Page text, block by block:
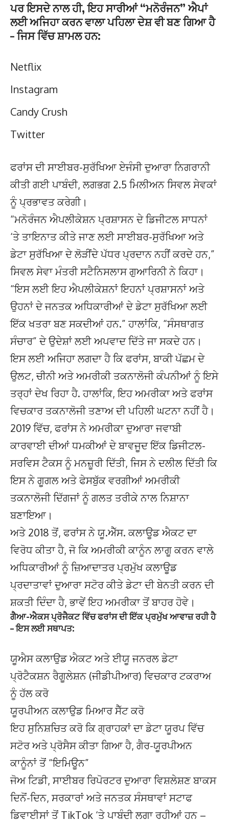
ਪਰ ਇਸਦੇ ਨਾਲ ਹੀ, ਇਹ ਸਾਰੀਆਂ “ਮਨੋਰੰਜਨ” ਐਪਾਂ
ਲਈ ਅਜਿਹਾ ਕਰਨ ਵਾਲਾ ਪਹਿਲਾ ਦੇਸ਼ ਵੀ ਬਣ ਗਿਆ ਹੈ
– ਜਿਸ ਵਿੱਚ ਸ਼ਾਮਲ ਹਨ:
Netflix
Instagram
Candy Crush
Twitter
ਫਰਾਂਸ ਦੀ ਸਾਈਬਰ-ਸੁਰੱਖਿਆ ਏਜੰਸੀ ਦੁਆਰਾ ਨਿਗਰਾਨੀ
ਕੀਤੀ ਗਈ ਪਾਬੰਦੀ, ਲਗਭਗ 2.5 ਮਿਲੀਅਨ ਸਿਵਲ ਸੇਵਕਾਂ
ਨੂੰ ਪ੍ਰਭਾਵਤ ਕਰੇਗੀ।
“ਮਨੋਰੰਜਨ ਐਪਲੀਕੇਸ਼ਨ ਪ੍ਰਸ਼ਾਸਨ ਦੇ ਡਿਜੀਟਲ ਸਾਧਨਾਂ
‘ਤੇ ਤਾਇਨਾਤ ਕੀਤੇ ਜਾਣ ਲਈ ਸਾਈਬਰ-ਸੁਰੱਖਿਆ ਅਤੇ
ਡੇਟਾ ਸੁਰੱਖਿਆ ਦੇ ਲੋੜੀਂਦੇ ਪੱਧਰ ਪ੍ਰਦਾਨ ਨਹੀਂ ਕਰਦੇ ਹਨ,”
ਸਿਵਲ ਸੇਵਾ ਮੰਤਰੀ ਸਟੈਨਿਸਲਾਸ ਗੁਆਰਿਨੀ ਨੇ ਕਿਹਾ।
“ਇਸ ਲਈ ਇਹ ਐਪਲੀਕੇਸ਼ਨਾਂ ਇਹਨਾਂ ਪ੍ਰਸ਼ਾਸਨਾਂ ਅਤੇ
ਉਹਨਾਂ ਦੇ ਜਨਤਕ ਅਧਿਕਾਰੀਆਂ ਦੇ ਡੇਟਾ ਸੁਰੱਖਿਆ ਲਈ
ਇੱਕ ਖਤਰਾ ਬਣ ਸਕਦੀਆਂ ਹਨ.” ਹਾਲਾਂਕਿ, “ਸੰਸਥਾਗਤ
ਸੰਚਾਰ” ਦੇ ਉਦੇਸ਼ਾਂ ਲਈ ਅਪਵਾਦ ਦਿੱਤੇ ਜਾ ਸਕਦੇ ਹਨ।
ਇਸ ਲਈ ਅਜਿਹਾ ਲਗਦਾ ਹੈ ਕਿ ਫਰਾਂਸ, ਬਾਕੀ ਪੱਛਮ ਦੇ
ਉਲਟ, ਚੀਨੀ ਅਤੇ ਅਮਰੀਕੀ ਤਕਨਾਲੋਜੀ ਕੰਪਨੀਆਂ ਨੂੰ ਇਸੇ
ਤਰ੍ਹਾਂ ਦੇਖ ਰਿਹਾ ਹੈ. ਹਾਲਾਂਕਿ, ਇਹ ਅਮਰੀਕਾ ਅਤੇ ਫਰਾਂਸ
ਵਿਚਕਾਰ ਤਕਨਾਲੋਜੀ ਤਣਾਅ ਦੀ ਪਹਿਲੀ ਘਟਨਾ ਨਹੀਂ ਹੈ।
2019 ਵਿੱਚ, ਫਰਾਂਸ ਨੇ ਅਮਰੀਕਾ ਦੁਆਰਾ ਜਵਾਬੀ
ਕਾਰਵਾਈ ਦੀਆਂ ਧਮਕੀਆਂ ਦੇ ਬਾਵਜੂਦ ਇੱਕ ਡਿਜੀਟਲ-
ਸਰਵਿਸ ਟੈਕਸ ਨੂੰ ਮਨਜ਼ੂਰੀ ਦਿੱਤੀ, ਜਿਸ ਨੇ ਦਲੀਲ ਦਿੱਤੀ ਕਿ
ਇਸ ਨੇ ਗੂਗਲ ਅਤੇ ਫੇਸਬੁੱਕ ਵਰਗੀਆਂ ਅਮਰੀਕੀ
ਤਕਨਾਲੋਜੀ ਦਿੱਗਜਾਂ ਨੂੰ ਗਲਤ ਤਰੀਕੇ ਨਾਲ ਨਿਸ਼ਾਨਾ
ਬਣਾਇਆ।
ਅਤੇ 2018 ਤੋਂ, ਫਰਾਂਸ ਨੇ ਯੂ.ਐੱਸ. ਕਲਾਊਡ ਐਕਟ ਦਾ
ਵਿਰੋਧ ਕੀਤਾ ਹੈ, ਜੋ ਕਿ ਅਮਰੀਕੀ ਕਾਨੂੰਨ ਲਾਗੂ ਕਰਨ ਵਾਲੇ
ਅਧਿਕਾਰੀਆਂ ਨੂੰ ਜ਼ਿਆਦਾਤਰ ਪ੍ਰਮੁੱਖ ਕਲਾਊਡ
ਪ੍ਰਦਾਤਾਵਾਂ ਦੁਆਰਾ ਸਟੋਰ ਕੀਤੇ ਡੇਟਾ ਦੀ ਬੇਨਤੀ ਕਰਨ ਦੀ
ਸ਼ਕਤੀ ਦਿੰਦਾ ਹੈ, ਭਾਵੇਂ ਇਹ ਅਮਰੀਕਾ ਤੋਂ ਬਾਹਰ ਹੋਵੇ।
ਗੈਆ-ਐਕਸ ਪ੍ਰੋਜੈਕਟ ਵਿੱਚ ਫਰਾਂਸ ਦੀ ਇੱਕ ਪ੍ਰਮੁੱਖ ਆਵਾਜ਼ ਰਹੀ ਹੈ
– ਇਸ ਲਈ ਸਥਾਪਤ:
ਯੂਐਸ ਕਲਾਉਡ ਐਕਟ ਅਤੇ ਈਯੂ ਜਨਰਲ ਡੇਟਾ
ਪ੍ਰੋਟੈਕਸ਼ਨ ਰੈਗੂਲੇਸ਼ਨ (ਜੀਡੀਪੀਆਰ) ਵਿਚਕਾਰ ਟਕਰਾਅ
ਨੂੰ ਹੱਲ ਕਰੋ
ਯੂਰਪੀਅਨ ਕਲਾਉਡ ਮਿਆਰ ਸੈੱਟ ਕਰੋ
ਇਹ ਸੁਨਿਸ਼ਚਿਤ ਕਰੋ ਕਿ ਗ੍ਰਾਹਕਾਂ ਦਾ ਡੇਟਾ ਯੂਰਪ ਵਿੱਚ
ਸਟੋਰ ਅਤੇ ਪ੍ਰੋਸੈਸ ਕੀਤਾ ਗਿਆ ਹੈ, ਗੈਰ-ਯੂਰਪੀਅਨ
ਕਾਨੂੰਨਾਂ ਤੋਂ “ਇਮਿਊਨ”
ਜੋਅ ਟਿਡੀ, ਸਾਈਬਰ ਰਿਪੋਰਟਰ ਦੁਆਰਾ ਵਿਸ਼ਲੇਸ਼ਣ ਬਾਕਸ
ਦਿਨੋਂ-ਦਿਨ, ਸਰਕਾਰਾਂ ਅਤੇ ਜਨਤਕ ਸੰਸਥਾਵਾਂ ਸਟਾਫ
ਡਿਵਾਈਸਾਂ ਤੋਂ TikTok ‘ਤੇ ਪਾਬੰਦੀ ਲਗਾ ਰਹੀਆਂ ਹਨ –